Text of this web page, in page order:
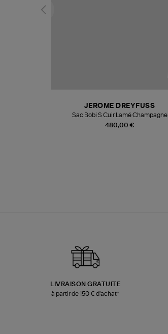
480,00 €
JEROME DREYFUSS
Sac Bobi S Cuir Lamé Champagne
LIVRAISON GRATUITE
à partir de 150 € d'achat*